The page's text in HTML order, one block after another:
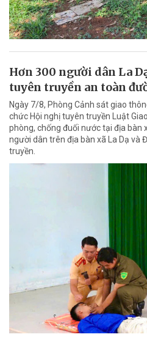
Hơn 300 người dân La
tuyên truyền an toàn
Ngày 7/8, Phòng Cảnh sát giao
chức Hội nghị tuyên truyền Luật
phòng, chống đuối nước tại địa bàn
người dân trên địa bàn xã La Dạ và
truyền.